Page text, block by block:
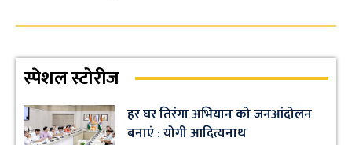
स्पेशल स्टोरीज
हर घर तिरंगा अभियान को जनआंदोलन
बनाएं : योगी आदित्यनाथ